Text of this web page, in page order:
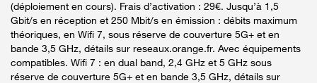
(déploiement en cours). Frais d’activation : 29€. Jusqu’à 1,5
Gbit/s en réception et 250 Mbit/s en émission : débits maximum
théoriques, en Wifi 7, sous réserve de couverture 5G+ et en
bande 3,5 GHz, détails sur reseaux.orange.fr. Avec équipements
compatibles. Wifi 7 : en dual band, 2,4 GHz et 5 GHz sous
réserve de couverture 5G+ et en bande 3,5 GHz, détails sur